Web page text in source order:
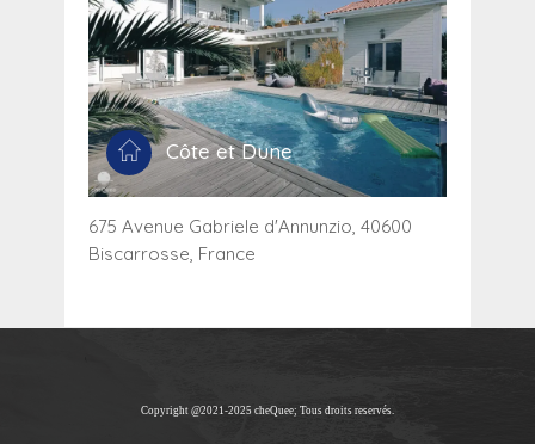
Côte et Dune
675 Avenue Gabriele d'Annunzio, 40600
Biscarrosse, France
Copyright @2021-2025 cheQuee; Tous droits reservés.